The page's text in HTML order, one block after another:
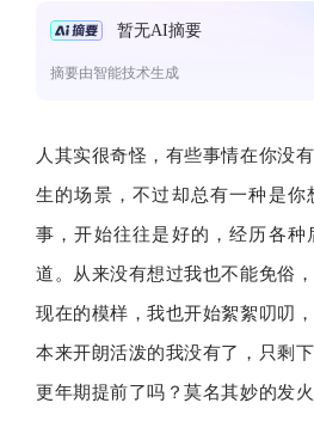
暂无AI摘要
摘要由智能技术生成
人其实很奇怪，有些事情在你没
生的场景，不过却总有一种是你
事，开始往往是好的，经历各种
道。从来没有想过我也不能免俗
现在的模样，我也开始絮絮叨叨
本来开朗活泼的我没有了，只剩
更年期提前了吗？莫名其妙的发